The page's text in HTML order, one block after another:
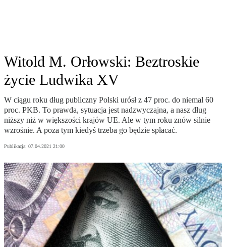
Witold M. Orłowski: Beztroskie
życie Ludwika XV
W ciągu roku dług publiczny Polski urósł z 47 proc. do niemal 60
proc. PKB. To prawda, sytuacja jest nadzwyczajna, a nasz dług
niższy niż w większości krajów UE. Ale w tym roku znów silnie
wzrośnie. A poza tym kiedyś trzeba go będzie spłacać.
Publikacja: 07.04.2021 21:00